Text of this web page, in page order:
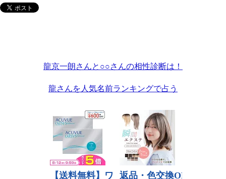
龍京一朗さんと○○さんの相性診断は！
龍さんを人気名前ランキングで占う